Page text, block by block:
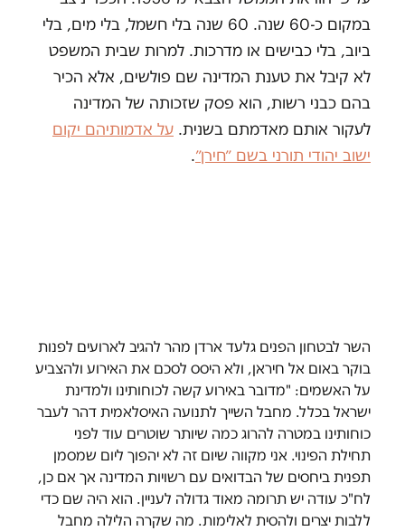
במקום כ-60 שנה. 60 שנה בלי חשמל, בלי מים, בלי
ביוב, בלי כבישים או מדרכות. למרות שבית המשפט
לא קיבל את טענת המדינה שם פולשים, אלא הכיר
בהם כבני רשות, הוא פסק שזכותה של המדינה
לעקור אותם מאדמתם בשנית. על אדמותיהם יקום
ישוב יהודי תורני בשם ״חירן״.
השר לבטחון הפנים גלעד ארדן מהר להגיב לארועים לפנות
בוקר באום אל חיראן, ולא היסס לסכם את האירוע ולהצביע
על האשמים: "מדובר באירוע קשה לכוחותינו ולמדינת
ישראל בכלל. מחבל השייך לתנועה האיסלאמית דהר לעבר
כוחותינו במטרה להרוג כמה שיותר שוטרים עוד לפני
תחילת הפינוי. אני מקווה שיום זה לא יהפוך ליום שמסמן
תפנית ביחסים של הבדואים עם רשויות המדינה אך אם כן,
לח"כ עודה יש תרומה מאוד גדולה לעניין. הוא היה שם כדי
ללבות יצרים ולהסית לאלימות. מה שקרה הלילה מחבל